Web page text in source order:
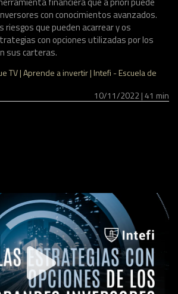
con conocimientos avanzados.
que pueden acarrear y os
con opciones utilizadas por los
sus carteras.
TV | Aprende a invertir | Intefi - Escuela de
10/11/2022 | 41 min